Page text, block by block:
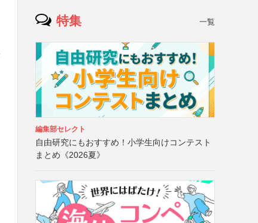
特集 一覧
編集部セレクト
自由研究にもおすすめ！小学生向けコンテスト
まとめ《2026夏》